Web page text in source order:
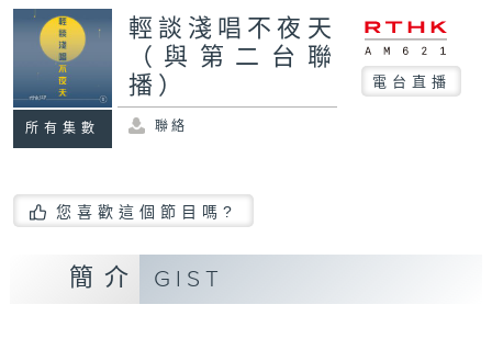
所有集數
輕談淺唱不夜天
（與第二台聯
播）
電台直播
聯絡
您喜歡這個節目嗎?
簡介 GIST